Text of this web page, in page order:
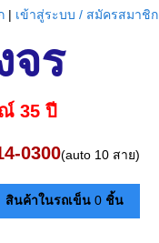
| เข้าสู่ระบบ / สมัครสมาชิก
จร
35 ปี
0300(auto 10 สาย)
สินค้าในรถเข็น0 ชิ้น